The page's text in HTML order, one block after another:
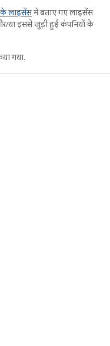
के लाइसेंसमें बताए गए लाइसेंस
या इससे जुड़ी हुई कंपनियों के
गया.